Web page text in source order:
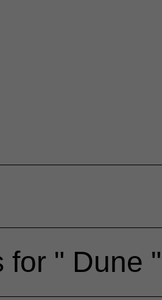
for " Dune "